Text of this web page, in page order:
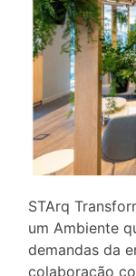
STArq
um Ambiente
demandas da
colaboração